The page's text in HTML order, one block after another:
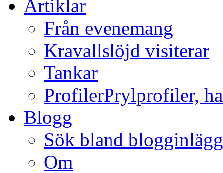
Artiklar
Från evenemang
Kravallslöjd visiterar
Tankar
ProfilerPrylprofiler,
Blogg
Sök bland
Om